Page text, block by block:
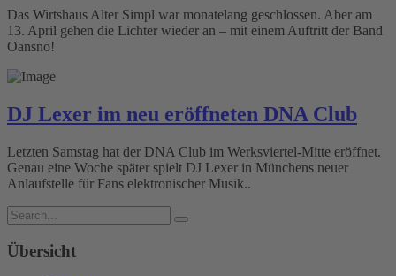
Das Wirtshaus Alter Simpl war monatelang geschlossen. Aber am
13. April gehen die Lichter wieder an – mit einem Auftritt der Band
Oansno!
DJ Lexer im neu eröffneten DNA Club
Letzten Samstag hat der DNA Club im Werksviertel-Mitte eröffnet.
Genau eine Woche später spielt DJ Lexer in Münchens neuer
Anlaufstelle für Fans elektronischer Musik..
Übersicht